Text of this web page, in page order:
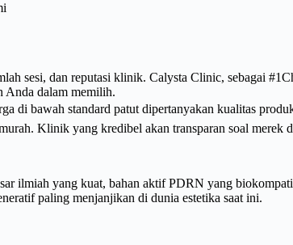
sesi, dan reputasi klinik. Calysta Clinic, sebagai
Anda dalam memilih.
di bawah standard patut dipertanyakan kualitas
Klinik yang kredibel akan transparan soal merek
ilmiah yang kuat, bahan aktif PDRN yang
paling menjanjikan di dunia estetika saat ini.